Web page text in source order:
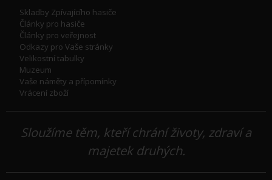
Skladby Zpívajícího hasiče
Články pro hasiče
Články pro veřejnost
Odkazy pro Vaše stránky
Velikostní tabulky
Muzeum
Vaše náměty a přípomínky
Vrácení zboží
Sloužíme těm, kteří chrání životy, zdraví a
majetek druhých.